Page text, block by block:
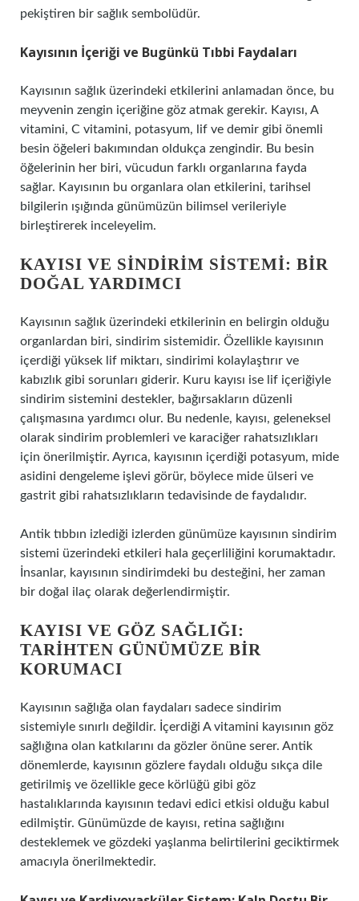
pekiştiren bir sağlık sembolüdür.
Kayısının İçeriği ve Bugünkü Tıbbi Faydaları
Kayısının sağlık üzerindeki etkilerini anlamadan önce, bu
meyvenin zengin içeriğine göz atmak gerekir. Kayısı, A
vitamini, C vitamini, potasyum, lif ve demir gibi önemli
besin öğeleri bakımından oldukça zengindir. Bu besin
öğelerinin her biri, vücudun farklı organlarına fayda
sağlar. Kayısının bu organlara olan etkilerini, tarihsel
bilgilerin ışığında günümüzün bilimsel verileriyle
birleştirerek inceleyelim.
KAYISI VE SINDIRIM SISTEMI: BIR
DOĞAL YARDIMCI
Kayısının sağlık üzerindeki etkilerinin en belirgin olduğu
organlardan biri, sindirim sistemidir. Özellikle kayısının
içerdiği yüksek lif miktarı, sindirimi kolaylaştırır ve
kabızlık gibi sorunları giderir. Kuru kayısı ise lif içeriğiyle
sindirim sistemini destekler, bağırsakların düzenli
çalışmasına yardımcı olur. Bu nedenle, kayısı, geleneksel
olarak sindirim problemleri ve karaciğer rahatsızlıkları
için önerilmiştir. Ayrıca, kayısının içerdiği potasyum, mide
asidini dengeleme işlevi görür, böylece mide ülseri ve
gastrit gibi rahatsızlıkların tedavisinde de faydalıdır.
Antik tıbbın izlediği izlerden günümüze kayısının sindirim
sistemi üzerindeki etkileri hala geçerliliğini korumaktadır.
İnsanlar, kayısının sindirimdeki bu desteğini, her zaman
bir doğal ilaç olarak değerlendirmiştir.
KAYISI VE GÖZ SAĞLIĞI:
TARIHTEN GÜNÜMÜZE BIR
KORUMACI
Kayısının sağlığa olan faydaları sadece sindirim
sistemiyle sınırlı değildir. İçerdiği A vitamini kayısının göz
sağlığına olan katkılarını da gözler önüne serer. Antik
dönemlerde, kayısının gözlere faydalı olduğu sıkça dile
getirilmiş ve özellikle gece körlüğü gibi göz
hastalıklarında kayısının tedavi edici etkisi olduğu kabul
edilmiştir. Günümüzde de kayısı, retina sağlığını
desteklemek ve gözdeki yaşlanma belirtilerini geciktirmek
amacıyla önerilmektedir.